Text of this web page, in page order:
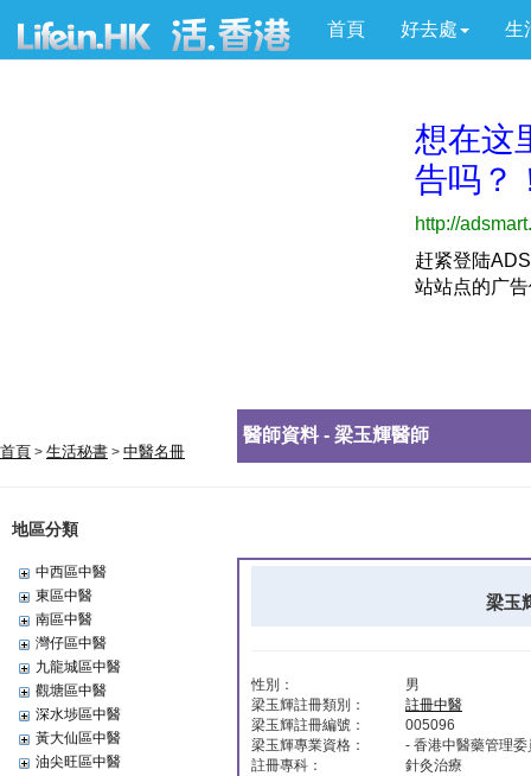
首頁 好去處 生
首頁 > 生活秘書 > 中醫名冊
地區分類
中西區中醫
東區中醫
南區中醫
灣仔區中醫
九龍城區中醫
觀塘區中醫
深水埗區中醫
黃大仙區中醫
油尖旺區中醫
醫師資料 - 梁玉輝醫師
梁玉
性別：
男
梁玉輝註冊類別：
註冊中醫
梁玉輝註冊編號：
005096
梁玉輝專業資格：
- 香港中醫藥管理
註冊專科：
針灸治療